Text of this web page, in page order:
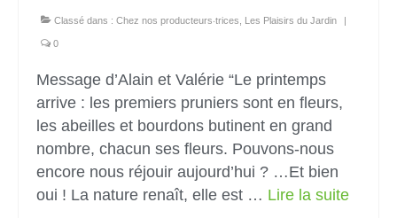
Classé dans : Chez nos producteurs‧trices Les Plaisirs du Jardin
0
Message d’Alain et Valérie “Le printemps
arrive : les premiers pruniers sont en fleurs,
les abeilles et bourdons butinent en grand
nombre, chacun ses fleurs. Pouvons-nous
encore nous réjouir aujourd’hui ? …Et bien
oui ! La nature renaît, elle est … Lire la suite­­